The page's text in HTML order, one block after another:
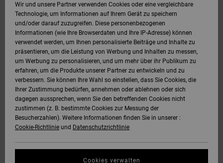
Wir und unsere Partner verwenden Cookies oder eine vergleichbare
Technologie, um Informationen auf Ihrem Gerät zu speichern
und/oder darauf zuzugreifen. Diese personenbezogenen
Informationen (wie Ihre Browserdaten und Ihre IP-Adresse) können
verwendet werden, um Ihnen personalisierte Beiträge und Inhalte zu
präsentieren, um die Leistung von Werbung und Inhalten zu messen,
um Werbung zu personalisieren, und um mehr über ihr Publikum zu
erfahren, um die Produkte unserer Partner zu entwickeln und zu
verbessern. Sie können Ihre Wahl so einstellen, dass Sie Cookies, die
Ihrer Zustimmung bedürfen, annehmen oder ablehnen oder sich
dagegen aussprechen, wenn Sie den betreffenden Cookies nicht
zustimmen (z. B. bestimmte Cookies zur Messung der
Besucherzahlen). Weitere Informationen finden Sie in unserer :
Cookie-Richtlinie und Datenschutzrichtlinie
Cookies verwalten